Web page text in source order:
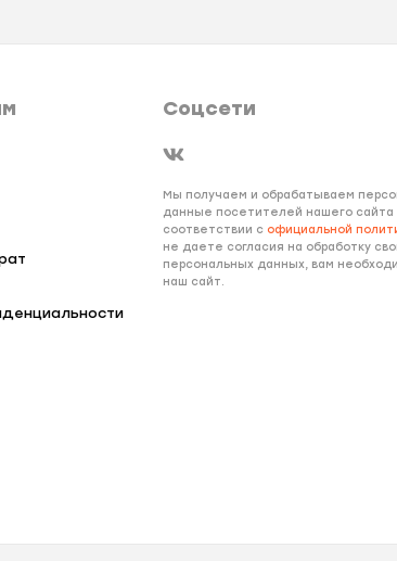
Соцсети
Мы получаем и обрабатываем
данные посетителей нашего сайта
соответствии с официальной
не даете согласия на обработку
персональных данных, вам
наш сайт.